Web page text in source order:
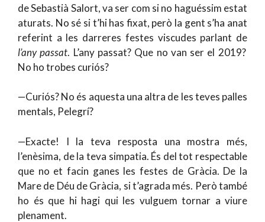
de Sebastià Salort, va ser com si no haguéssim estat
aturats. No sé si t’hi has fixat, però la gent s’ha anat
referint a les darreres festes viscudes parlant de
l’any passat. L’any passat? Que no van ser el 2019?
No ho trobes curiós?
—Curiós? No és aquesta una altra de les teves palles
mentals, Pelegrí?
—Exacte! I la teva resposta una mostra més,
l’enèsima, de la teva simpatia. És del tot respectable
que no et facin ganes les festes de Gràcia. De la
Mare de Déu de Gràcia, si t’agrada més. Però també
ho és que hi hagi qui les vulguem tornar a viure
plenament.